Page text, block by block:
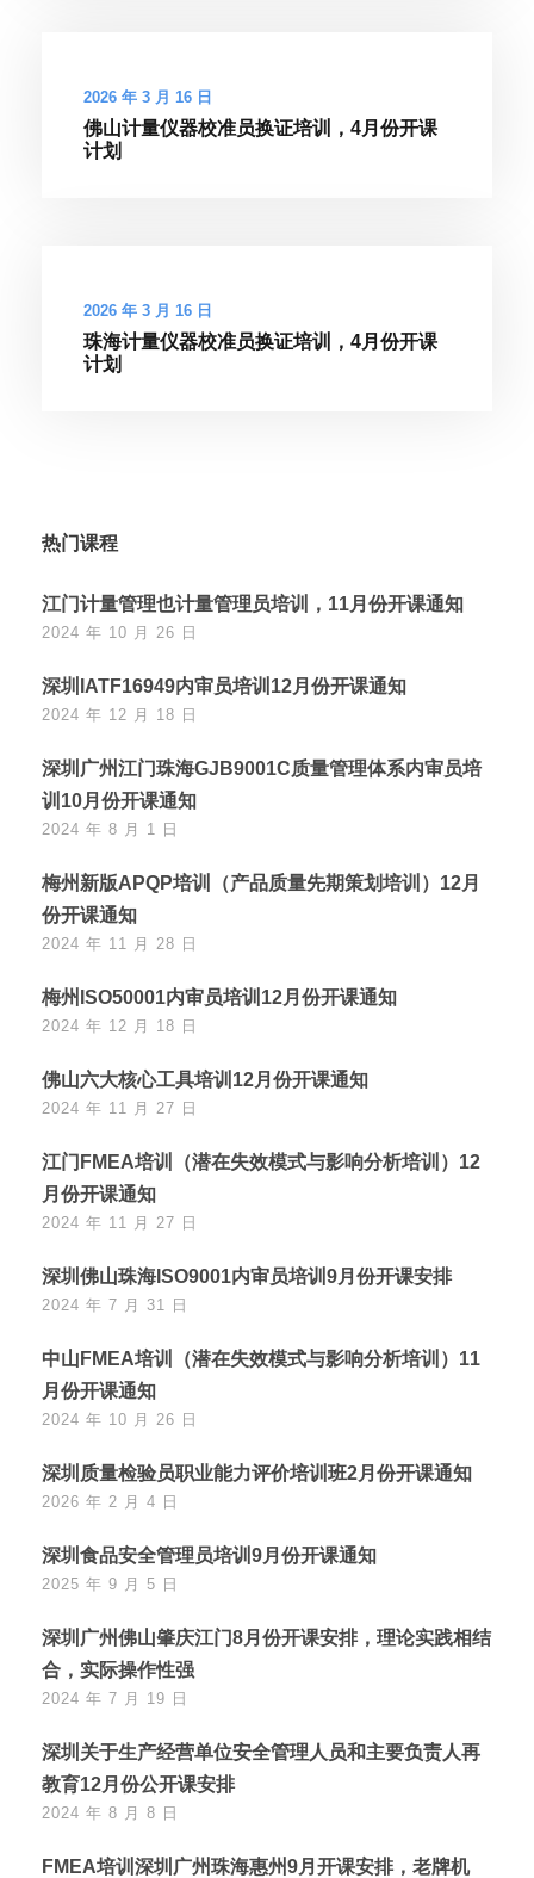
2026 年 3 月 16 日
佛山计量仪器校准员换证培训，4月份开课
计划
2026 年 3 月 16 日
珠海计量仪器校准员换证培训，4月份开课
计划
热门课程
江门计量管理也计量管理员培训，11月份开课通知
2024 年 10 月 26 日
深圳IATF16949内审员培训12月份开课通知
2024 年 12 月 18 日
深圳广州江门珠海GJB9001C质量管理体系内审员培
训10月份开课通知
2024 年 8 月 1 日
梅州新版APQP培训（产品质量先期策划培训）12月
份开课通知
2024 年 11 月 28 日
梅州ISO50001内审员培训12月份开课通知
2024 年 12 月 18 日
佛山六大核心工具培训12月份开课通知
2024 年 11 月 27 日
江门FMEA培训（潜在失效模式与影响分析培训）12
月份开课通知
2024 年 11 月 27 日
深圳佛山珠海ISO9001内审员培训9月份开课安排
2024 年 7 月 31 日
中山FMEA培训（潜在失效模式与影响分析培训）11
月份开课通知
2024 年 10 月 26 日
深圳质量检验员职业能力评价培训班2月份开课通知
2026 年 2 月 4 日
深圳食品安全管理员培训9月份开课通知
2025 年 9 月 5 日
深圳广州佛山肇庆江门8月份开课安排，理论实践相结
合，实际操作性强
2024 年 7 月 19 日
深圳关于生产经营单位安全管理人员和主要负责人再
教育12月份公开课安排
2024 年 8 月 8 日
FMEA培训深圳广州珠海惠州9月开课安排，老牌机